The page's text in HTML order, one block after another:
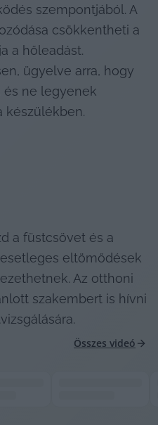
szempontjából. A
csökkentheti a
a hőleadást.
ügyelve arra, hogy
és ne legyenek
készülékben.
a füstcsövet és a
eltömődések
Az otthoni
szakembert is hívni
Összes videó